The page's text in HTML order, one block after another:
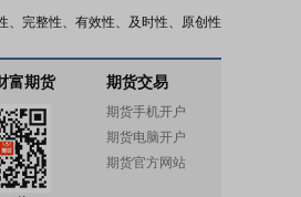
、完整性、有效性、及时性、原创性